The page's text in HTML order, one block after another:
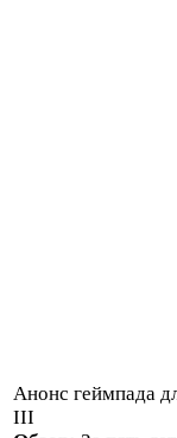
Анонс геймпада
III